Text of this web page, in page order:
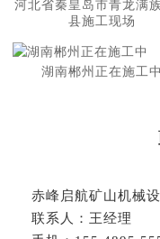
河北省秦皇岛市青龙满
县施工现场
湖南郴州正在施工中
赤峰启航矿山机械
联系人：王经理